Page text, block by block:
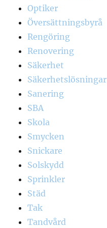
Optiker
Översättningsbyrå
Rengöring
Renovering
Säkerhet
Säkerhetslösningar
Sanering
SBA
Skola
Smycken
Snickare
Solskydd
Sprinkler
Städ
Tak
Tandvård